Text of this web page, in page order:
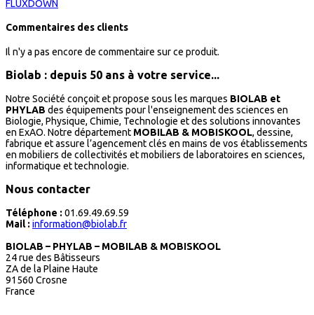
FLUXDOWN
Commentaires des clients
Il n'y a pas encore de commentaire sur ce produit.
Biolab : depuis 50 ans à votre service...
Notre Société conçoit et propose sous les marques BIOLAB et
PHYLAB des équipements pour l'enseignement des sciences en
Biologie, Physique, Chimie, Technologie et des solutions innovantes
en ExAO. Notre département MOBILAB & MOBISKOOL, dessine,
fabrique et assure l’agencement clés en mains de vos établissements
en mobiliers de collectivités et mobiliers de laboratoires en sciences,
informatique et technologie.
Nous contacter
Téléphone : 01.69.49.69.59
Mail : information@biolab.fr
BIOLAB – PHYLAB – MOBILAB & MOBISKOOL
24 rue des Bâtisseurs
ZA de la Plaine Haute
91560 Crosne
France